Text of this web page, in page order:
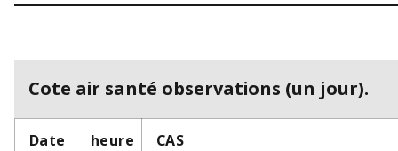
Cote air santé observations (un jour).
Date heure CAS